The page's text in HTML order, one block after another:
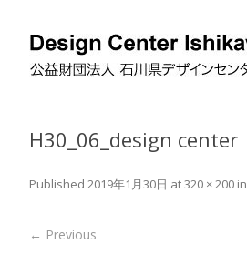
H30_06_design center
Published 2019年1月30日 at320 × 200 in
← Previous